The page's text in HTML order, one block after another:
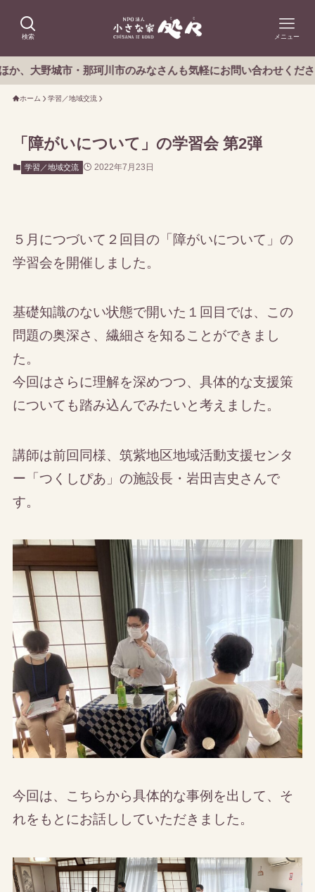
検索 メニュー
野城市・那珂川市のみなさんも気軽にお問い合わせください。
ホーム 学習／地域交流
「障がいについて」の学習会 第2弾
学習／地域交流 2022年7月23日
５月につづいて２回目の「障がいについて」の
学習会を開催しました。
基礎知識のない状態で開いた１回目では、この
問題の奥深さ、繊細さを知ることができまし
た。
今回はさらに理解を深めつつ、具体的な支援策
についても踏み込んでみたいと考えました。
講師は前回同様、筑紫地区地域活動支援センタ
ー「つくしぴあ」の施設長・岩田吉史さんで
す。
今回は、こちらから具体的な事例を出して、そ
れをもとにお話ししていただきました。